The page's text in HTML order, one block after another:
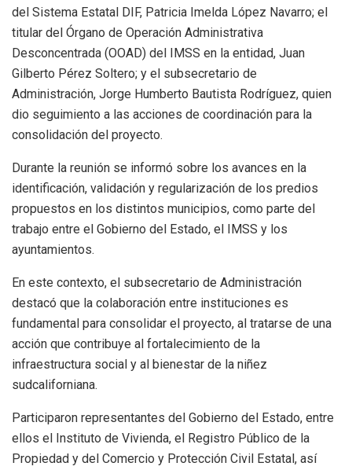
del Sistema Estatal DIF, Patricia Imelda López Navarro; el
titular del Órgano de Operación Administrativa
Desconcentrada (OOAD) del IMSS en la entidad, Juan
Gilberto Pérez Soltero; y el subsecretario de
Administración, Jorge Humberto Bautista Rodríguez, quien
dio seguimiento a las acciones de coordinación para la
consolidación del proyecto.
Durante la reunión se informó sobre los avances en la
identificación, validación y regularización de los predios
propuestos en los distintos municipios, como parte del
trabajo entre el Gobierno del Estado, el IMSS y los
ayuntamientos.
En este contexto, el subsecretario de Administración
destacó que la colaboración entre instituciones es
fundamental para consolidar el proyecto, al tratarse de una
acción que contribuye al fortalecimiento de la
infraestructura social y al bienestar de la niñez
sudcaliforniana.
Participaron representantes del Gobierno del Estado, entre
ellos el Instituto de Vivienda, el Registro Público de la
Propiedad y del Comercio y Protección Civil Estatal, así